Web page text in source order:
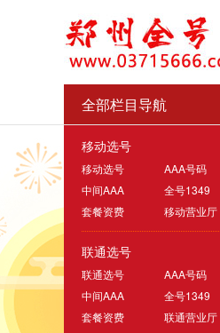
全部栏目导航
移动选号
移动选号
AAA号码
中间AAA
全号1349
套餐资费
移动营业厅
联通选号
联通选号
AAA号码
中间AAA
全号1349
套餐资费
联通营业厅